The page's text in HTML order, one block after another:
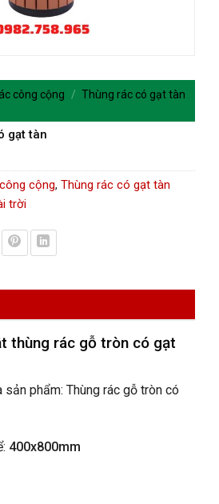
công cộng / Thùng rác có gạt tàn
gạt tàn
cộng, Thùng rác có gạt tàn
trời
thùng rác gỗ tròn có gạt
sản phẩm: Thùng rác gỗ tròn có
400x800mm